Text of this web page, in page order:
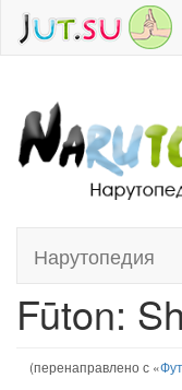
Нарутопедия
Fūton:
(перенаправлено с «